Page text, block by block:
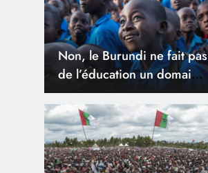
Non, le Burundi ne fait pas
de l’éducation un domaine
prioritaire